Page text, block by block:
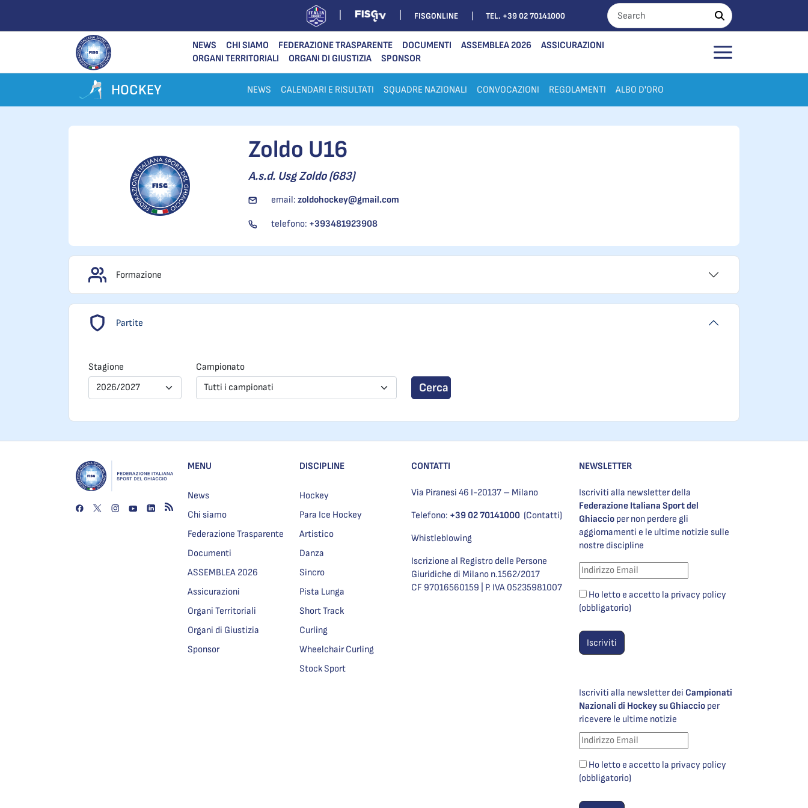
FISGONLINE TEL. +39 02 70141000
NEWS CHI SIAMO FEDERAZIONE TRASPARENTE DOCUMENTI ASSEMBLEA 2026
ASSICURAZIONI
ORGANI TERRITORIALI
ORGANI DI GIUSTIZIA SPONSOR
HOCKEY NEWS CALENDARI E RISULTATI SQUADRE NAZIONALI CONVOCAZIONI REGOLAMENTI ALBO D'ORO
Zoldo U16
A.s.d. Usg Zoldo (683)
email: zoldohockey@gmail.com
telefono: +393481923908
Formazione
Partite
Stagione
2026/2027
Campionato
Tutti i campionati
Cerca
MENU
News
Chi siamo
Federazione Trasparente
Documenti
ASSEMBLEA 2026
Assicurazioni
Organi Territoriali
Organi di Giustizia
Sponsor
DISCIPLINE
Hockey
Para Ice Hockey
Artistico
Danza
Sincro
Pista Lunga
Short Track
Curling
Wheelchair Curling
Stock Sport
CONTATTI
Via Piranesi 46 I-20137 – Milano
Telefono: +39 02 70141000 (Contatti)
Whistleblowing
Iscrizione al Registro delle Persone
Giuridiche di Milano n.1562/2017
CF 97016560159 | P. IVA 05235981007
NEWSLETTER
Iscriviti alla newsletter della
Federazione Italiana Sport del
Ghiaccio per non perdere gli
aggiornamenti e le ultime notizie sulle
nostre discipline
Ho letto e accetto la privacy policy
(obbligatorio)
Iscriviti alla newsletter dei Campionati
Nazionali di Hockey su Ghiaccio per
ricevere le ultime notizie
Ho letto e accetto la privacy policy
(obbligatorio)